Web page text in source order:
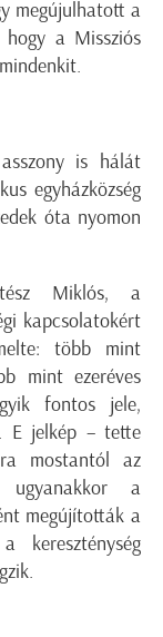
megújulhatott a
hogy a Missziós
is hálát
egyházközség
óta nyomon
Miklós, a
kapcsolatokért
több mint
mint ezeréves
fontos jele,
E jelkép – tette
mostantól az
ugyanakkor a
megújították a
kereszténység